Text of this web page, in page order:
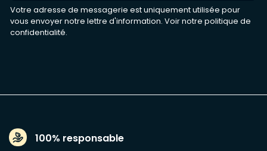
Votre adresse de messagerie est uniquement utilisée pour
vous envoyer notre lettre d'information. Voir notre politique de
confidentialité.
100% responsable